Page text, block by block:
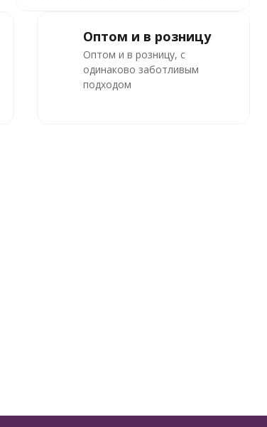
Оптом и в розницу
Оптом и в розницу, с
одинаково заботливым
подходом